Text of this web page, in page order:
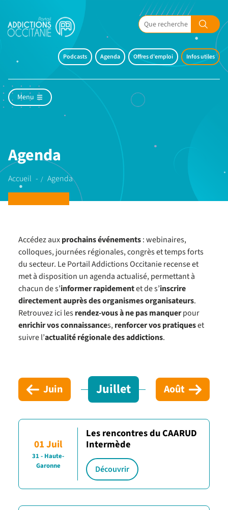
Podcasts Agenda Offres d'emploi Infos utiles
Menu
Agenda
Accueil Agenda
Accédez auxprochains événements: webinaires,
colloques, journées régionales, congrès et temps forts
du secteur. Le Portail Addictions Occitanie recense et
met à disposition un agenda actualisé, permettant à
chacun de s’informer rapidementet de s’inscrire
directement auprès des organismes organisateurs.
Retrouvez ici lesrendez-vous à ne pas manquerpour
enrichir vos connaissances,renforcer vos pratiqueset
suivre l’actualité régionale des addictions.
Juin Juillet Août
01 Juil
31 - Haute-
Garonne
Les rencontres du CAARUD
Intermède
Découvrir